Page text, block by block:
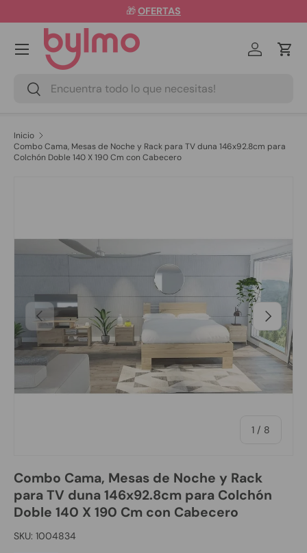
Ir al contenido
🎁OFERTAS
Buscar
Buscar
Iniciar
Menú
Inicio
Combo Cama, Mesas de Noche y Rack para TV duna 146x92.8cm para
Colchón Doble 140 X 190 Cm con Cabecero
Anterior
1 / de
8
Siguiente
Combo Cama, Mesas de Noche y Rack
para TV duna 146x92.8cm para Colchón
Doble 140 X 190 Cm con Cabecero
SKU: 1004834